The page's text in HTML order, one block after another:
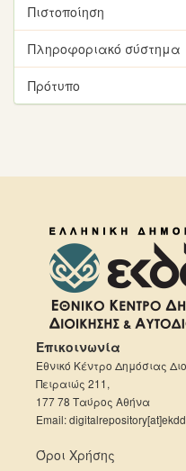
Πιστοποίηση
Πληροφοριακό σύστημα
Πρότυπο
Επικοινωνία
Εθνικό Κέντρο Δημόσιας
Πειραιώς 211,
177 78 Ταύρος Αθήνα
Email:
Όροι Χρήσης